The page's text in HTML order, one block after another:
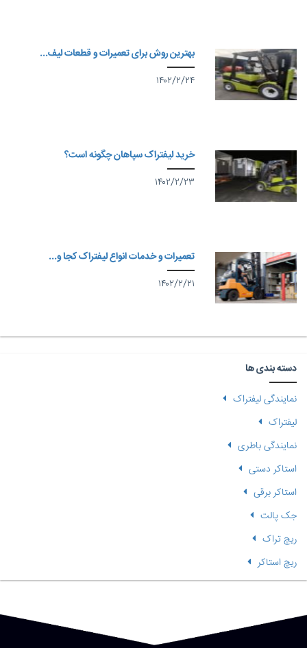
بهترین روش برای تعمیرات و قطعات لیف...
۱۴۰۲/۲/۲۴
خرید لیفتراک سپاهان چگونه است؟
۱۴۰۲/۲/۲۳
تعمیرات و خدمات انواع لیفتراک کجا و...
۱۴۰۲/۲/۲۱
دسته بندی ها
نمایندگی لیفتراک
لیفتراک
نمایندگی باطری
استاکر دستی
استاکر برقی
جک پالت
ریچ تراک
ریچ استاکر